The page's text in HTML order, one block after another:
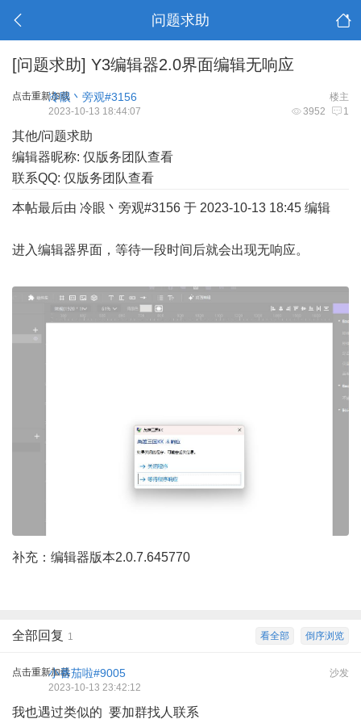
问题求助
[问题求助] Y3编辑器2.0界面编辑无响应
点击重新加载 楼主
冷眼丶旁观#3156
3952 1
2023-10-13 18:44:07
其他/问题求助
编辑器昵称: 仅版务团队查看
联系QQ: 仅版务团队查看
本帖最后由 冷眼丶旁观#3156 于 2023-10-13 18:45 编辑
进入编辑器界面，等待一段时间后就会出现无响应。
补充：编辑器版本2.0.7.645770
倒序浏览
看全部
全部回复 1
点击重新加载 沙发
小番茄啦#9005
2023-10-13 23:42:12
我也遇过类似的 要加群找人联系